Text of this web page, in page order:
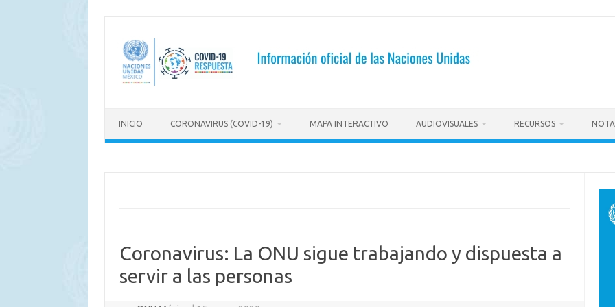
contenido
INICIO CORONAVIRUS (COVID-19) MAPA INTERACTIVO AUDIOVISUALES RECURSOS
Coronavirus: La ONU sigue trabajando y dispuesta a
servir a las personas